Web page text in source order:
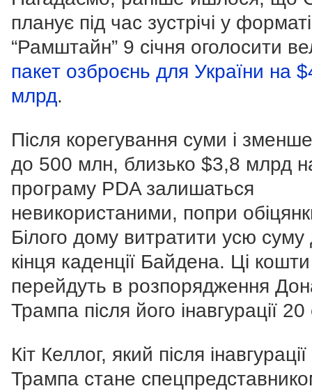
планує під час зустрічі у форматі
“Рамштайн” 9 січня оголосити
пакет озброєнь для України на
млрд.
Після корегування суми і
до 500 млн, близько $3,8 млрд
програму PDA залишаться
невикористаними, попри
Білого дому витратити усю суму
кінця каденції Байдена. Ці кошти
перейдуть в розпорядження
Трампа після його інавгурації 20
Кіт Келлог, який після інавгурації
Трампа стане